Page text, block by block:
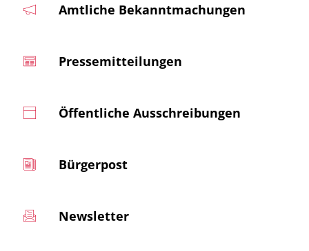
Amtliche Bekanntmachungen
Pressemitteilungen
Öffentliche Ausschreibungen
Bürgerpost
Newsletter